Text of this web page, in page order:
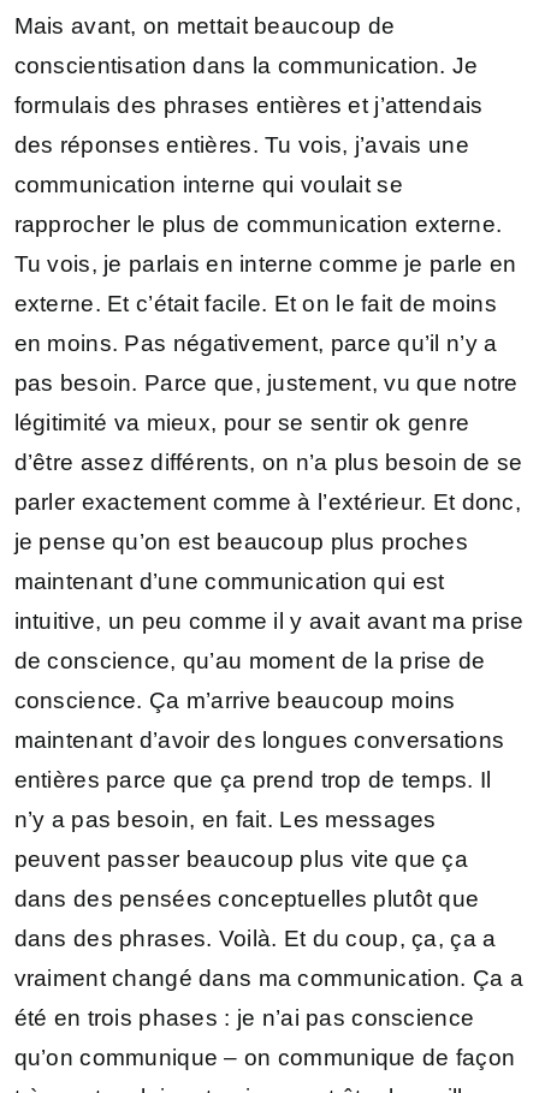
Mais avant, on mettait beaucoup de
conscientisation dans la communication. Je
formulais des phrases entières et j’attendais
des réponses entières. Tu vois, j’avais une
communication interne qui voulait se
rapprocher le plus de communication externe.
Tu vois, je parlais en interne comme je parle en
externe. Et c’était facile. Et on le fait de moins
en moins. Pas négativement, parce qu’il n’y a
pas besoin. Parce que, justement, vu que notre
légitimité va mieux, pour se sentir ok genre
d’être assez différents, on n’a plus besoin de se
parler exactement comme à l’extérieur. Et donc,
je pense qu’on est beaucoup plus proches
maintenant d’une communication qui est
intuitive, un peu comme il y avait avant ma prise
de conscience, qu’au moment de la prise de
conscience. Ça m’arrive beaucoup moins
maintenant d’avoir des longues conversations
entières parce que ça prend trop de temps. Il
n’y a pas besoin, en fait. Les messages
peuvent passer beaucoup plus vite que ça
dans des pensées conceptuelles plutôt que
dans des phrases. Voilà. Et du coup, ça, ça a
vraiment changé dans ma communication. Ça a
été en trois phases : je n’ai pas conscience
qu’on communique – on communique de façon